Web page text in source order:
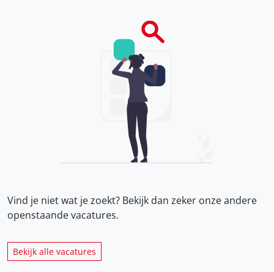
Vind je niet wat je zoekt? Bekijk dan zeker onzeandere
openstaande vacatures.
Bekijk alle vacatures